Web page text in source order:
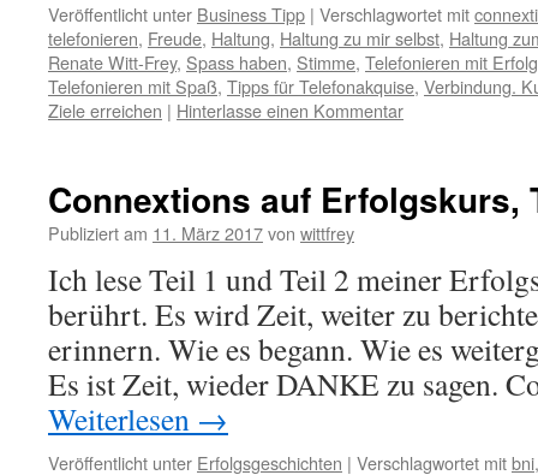
Veröffentlicht unter Business Tipp | Verschlagwortet mit
telefonieren, Freude, Haltung, Haltung zu mir selbst, Haltung
Renate Witt-Frey, Spass haben, Stimme, Telefonieren mit Erfolg
Telefonieren mit Spaß, Tipps für Telefonakquise, Verbindung.
Ziele erreichen | Hinterlasse einen Kommentar
Connextions auf Erfolgskurs,
Publiziert am 11. März 2017von wittfrey
Ich lese Teil 1 und Teil 2 meiner
berührt. Es wird Zeit, weiter zu
erinnern. Wie es begann. Wie es
Es ist Zeit, wieder DANKE zu sagen.
Weiterlesen →
Veröffentlicht unter Erfolgsgeschichten | Verschlagwortet mitbni